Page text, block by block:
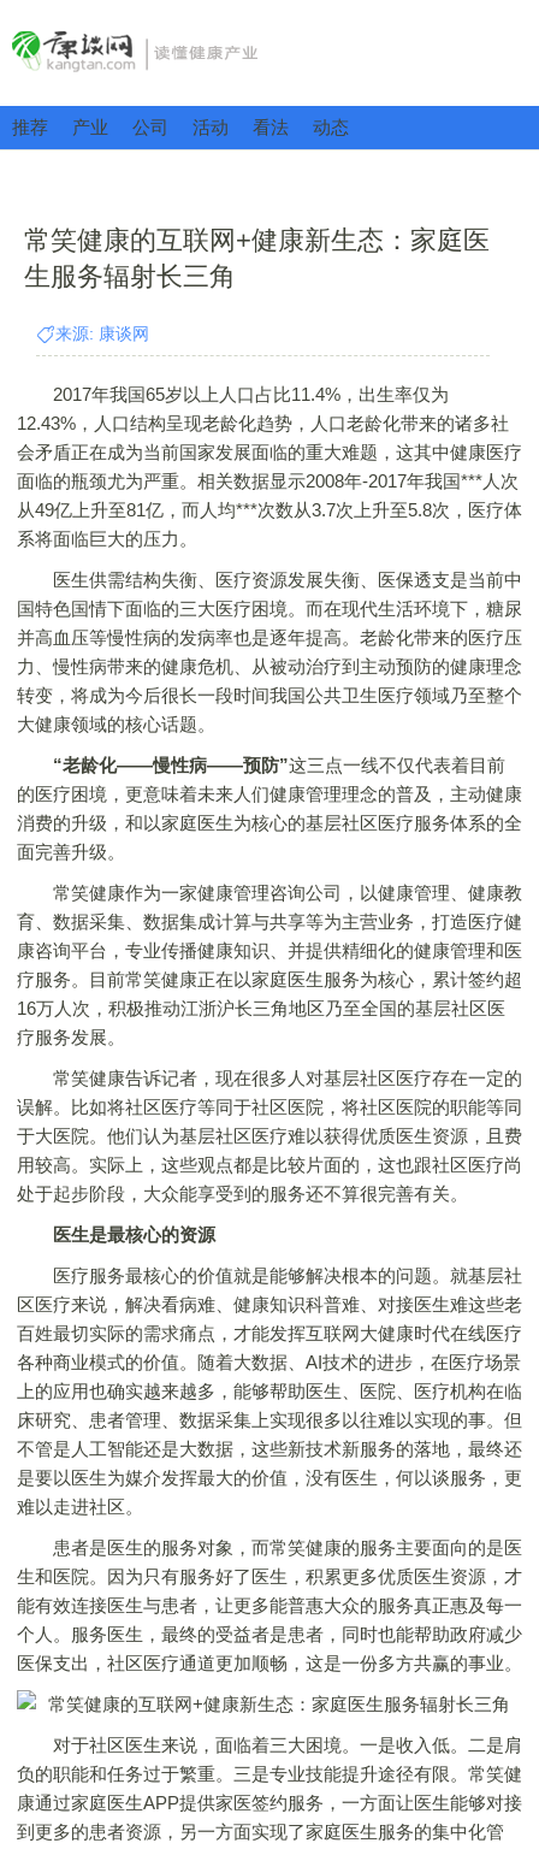
推荐 产业 公司 活动 看法 动态
常笑健康的互联网+健康新生态：家庭医
生服务辐射长三角
来源: 康谈网
2017年我国65岁以上人口占比11.4%，出生率仅为
12.43%，人口结构呈现老龄化趋势，人口老龄化带来的诸多社
会矛盾正在成为当前国家发展面临的重大难题，这其中健康医疗
面临的瓶颈尤为严重。相关数据显示2008年-2017年我国***人次
从49亿上升至81亿，而人均***次数从3.7次上升至5.8次，医疗体
系将面临巨大的压力。
医生供需结构失衡、医疗资源发展失衡、医保透支是当前中
国特色国情下面临的三大医疗困境。而在现代生活环境下，糖尿
并高血压等慢性病的发病率也是逐年提高。老龄化带来的医疗压
力、慢性病带来的健康危机、从被动治疗到主动预防的健康理念
转变，将成为今后很长一段时间我国公共卫生医疗领域乃至整个
大健康领域的核心话题。
“老龄化——慢性病——预防”这三点一线不仅代表着目前
的医疗困境，更意味着未来人们健康管理理念的普及，主动健康
消费的升级，和以家庭医生为核心的基层社区医疗服务体系的全
面完善升级。
常笑健康作为一家健康管理咨询公司，以健康管理、健康教
育、数据采集、数据集成计算与共享等为主营业务，打造医疗健
康咨询平台，专业传播健康知识、并提供精细化的健康管理和医
疗服务。目前常笑健康正在以家庭医生服务为核心，累计签约超
16万人次，积极推动江浙沪长三角地区乃至全国的基层社区医
疗服务发展。
常笑健康告诉记者，现在很多人对基层社区医疗存在一定的
误解。比如将社区医疗等同于社区医院，将社区医院的职能等同
于大医院。他们认为基层社区医疗难以获得优质医生资源，且费
用较高。实际上，这些观点都是比较片面的，这也跟社区医疗尚
处于起步阶段，大众能享受到的服务还不算很完善有关。
医生是最核心的资源
医疗服务最核心的价值就是能够解决根本的问题。就基层社
区医疗来说，解决看病难、健康知识科普难、对接医生难这些老
百姓最切实际的需求痛点，才能发挥互联网大健康时代在线医疗
各种商业模式的价值。随着大数据、AI技术的进步，在医疗场景
上的应用也确实越来越多，能够帮助医生、医院、医疗机构在临
床研究、患者管理、数据采集上实现很多以往难以实现的事。但
不管是人工智能还是大数据，这些新技术新服务的落地，最终还
是要以医生为媒介发挥最大的价值，没有医生，何以谈服务，更
难以走进社区。
患者是医生的服务对象，而常笑健康的服务主要面向的是医
生和医院。因为只有服务好了医生，积累更多优质医生资源，才
能有效连接医生与患者，让更多能普惠大众的服务真正惠及每一
个人。服务医生，最终的受益者是患者，同时也能帮助政府减少
医保支出，社区医疗通道更加顺畅，这是一份多方共赢的事业。
对于社区医生来说，面临着三大困境。一是收入低。二是肩
负的职能和任务过于繁重。三是专业技能提升途径有限。常笑健
康通过家庭医生APP提供家医签约服务，一方面让医生能够对接
到更多的患者资源，另一方面实现了家庭医生服务的集中化管